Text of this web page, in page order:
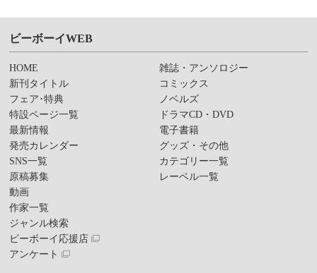
ビーボーイWEB
HOME
新刊タイトル
フェア･特典
特設ページ一覧
最新情報
発売カレンダー
SNS一覧
原稿募集
動画
作家一覧
ジャンル検索
ビーボーイ応援店
アンケート
雑誌・アンソロジー
コミックス
ノベルズ
ドラマCD・DVD
電子書籍
グッズ・その他
カテゴリー一覧
レーベル一覧